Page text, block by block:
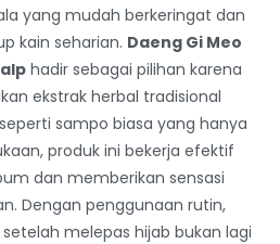
yang mudah berkeringat dan
kain seharian. Daeng Gi Meo
hadir sebagai pilihan karena
ekstrak herbal tradisional
sampo biasa yang hanya
produk ini bekerja efektif
dan memberikan sensasi
Dengan penggunaan rutin,
melepas hijab bukan lagi